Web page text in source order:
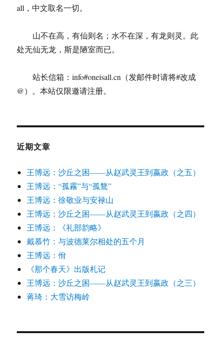
all，中文取名一切。
山不在高，有仙则名；水不在深，有龙则灵。此
处无仙无龙，斯是陋室而已。
站长信箱：info#oneisall.cn（发邮件时请将#改成
@）。本站仅限邀请注册。
近期文章
王博远：沙丘之困——从赵武灵王到嬴政（之五）
王博远：“孤霧”与“孤鶩”
王博远：徐敬业与安禄山
王博远：沙丘之困——从赵武灵王到嬴政（之四）
王博远：《礼部韵略》
戴慕竹：与波德莱尔相处的五个月
王博远：佾
《那个春天》出版札记
王博远：沙丘之困——从赵武灵王到嬴政（之三）
蒋琦：大雪访梅岭